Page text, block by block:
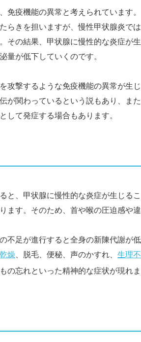
免疫機能の異常と考えられています
らきを担いますが、慢性甲状腺炎で
その結果、甲状腺に慢性的な炎症が
量が低下していくのです。
攻撃するような免疫機能の異常が生
が関わっているという説もあり、ま
して発症する場合もあります。
と、甲状腺に慢性的な炎症が生じる
ます。そのため、首や喉の圧迫感や
不足が進行すると全身の新陳代謝が
燥、脱毛、便秘、声のかすれ、 生理
の忘れといった精神的な症状が現れ